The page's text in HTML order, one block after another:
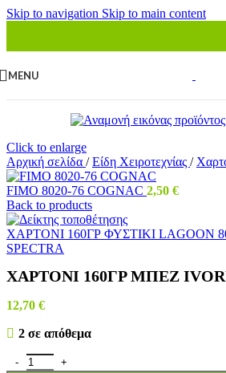
Skip to navigation Skip to main content
MENU
Click to enlarge
Αρχική σελίδα / Είδη Χειροτεχνίας /
FΙΜΟ 8020-76 CΟGΝΑC 2,50 €
Back to products
ΧΑΡΤΟΝΙ 160ΓΡ ΦΥΣΤΙΚΙ LΑGΟΟΝ
SPECTRA
ΧΑΡΤΟΝΙ 160ΓΡ ΜΠΕΖ
12,70 €
2 σε απόθεμα
ΧΑΡΤΟΝΙ 160ΓΡ ΜΠΕΖ ΙVΟRΥ 806100